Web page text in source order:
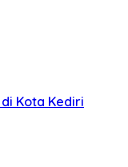
Kota Kediri